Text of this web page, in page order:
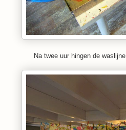
Na twee uur hingen de